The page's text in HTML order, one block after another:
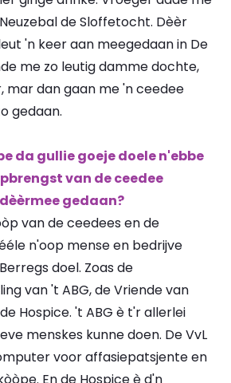
de Sloffetocht. Dèèr
'n keer aan meegedaan in De
me zo leutig damme dochte,
mar dan gaan me 'n ceedee
gedaan.
da gullie goeje doele n'ebbe
van de ceedee
gedaan?
van de ceedees en de
n'oop mense en bedrijve
doel. Zoas de
van 't ABG, de Vriende van
Hospice. 't ABG è t'r allerlei
menskes kunne doen. De VvL
voor affasiepatsjente en
En de Hospice è d'n